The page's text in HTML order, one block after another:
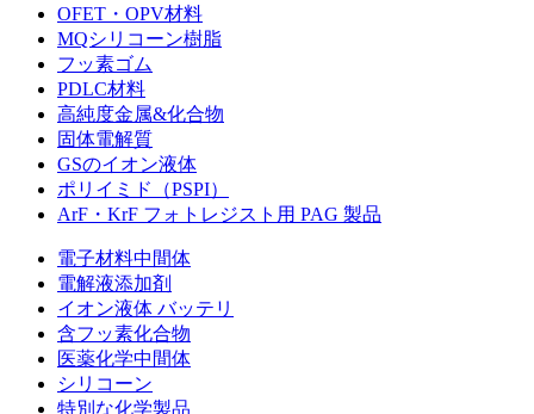
OFET・OPV材料
MQシリコーン樹脂
フッ素ゴム
PDLC材料
高純度金属&化合物
固体電解質
GSのイオン液体
ポリイミド（PSPI）
ArF・KrF フォトレジスト用 PAG 製品
電子材料中間体
電解液添加剤
イオン液体 バッテリ
含フッ素化合物
医薬化学中間体
シリコーン
特別な化学製品